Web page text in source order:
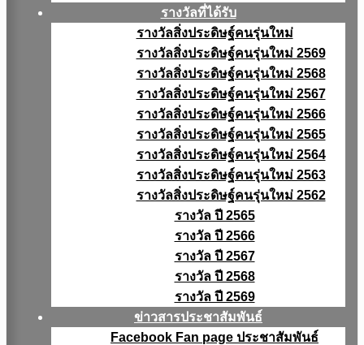
รางวัลที่ได้รับ
รางวัลสิ่งประดิษฐ์คนรุ่นใหม่
รางวัลสิ่งประดิษฐ์คนรุ่นใหม่ 2569
รางวัลสิ่งประดิษฐ์คนรุ่นใหม่ 2568
รางวัลสิ่งประดิษฐ์คนรุ่นใหม่ 2567
รางวัลสิ่งประดิษฐ์คนรุ่นใหม่ 2566
รางวัลสิ่งประดิษฐ์คนรุ่นใหม่ 2565
รางวัลสิ่งประดิษฐ์คนรุ่นใหม่ 2564
รางวัลสิ่งประดิษฐ์คนรุ่นใหม่ 2563
รางวัลสิ่งประดิษฐ์คนรุ่นใหม่ 2562
รางวัล ปี 2565
รางวัล ปี 2566
รางวัล ปี 2567
รางวัล ปี 2568
รางวัล ปี 2569
ข่าวสารประชาสัมพันธ์
Facebook Fan page ประชาสัมพันธ์